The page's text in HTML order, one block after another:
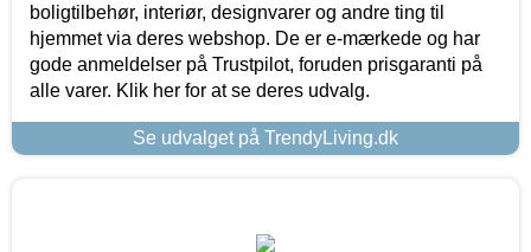
boligtilbehør, interiør, designvarer og andre ting til
hjemmet via deres webshop. De er e-mærkede og har
gode anmeldelser på Trustpilot, foruden prisgaranti på
alle varer. Klik her for at se deres udvalg.
Se udvalget på TrendyLiving.dk